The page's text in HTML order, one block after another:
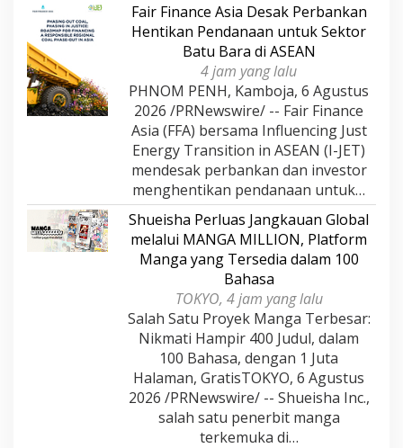
Fair Finance Asia Desak Perbankan
Hentikan Pendanaan untuk Sektor
Batu Bara di ASEAN
4 jam yang lalu
PHNOM PENH, Kamboja, 6 Agustus
2026 /PRNewswire/ -- Fair Finance
Asia (FFA) bersama Influencing Just
Energy Transition in ASEAN (I-JET)
mendesak perbankan dan investor
menghentikan pendanaan untuk…
Shueisha Perluas Jangkauan Global
melalui MANGA MILLION, Platform
Manga yang Tersedia dalam 100
Bahasa
TOKYO, 4 jam yang lalu
Salah Satu Proyek Manga Terbesar:
Nikmati Hampir 400 Judul, dalam
100 Bahasa, dengan 1 Juta
Halaman, GratisTOKYO, 6 Agustus
2026 /PRNewswire/ -- Shueisha Inc.,
salah satu penerbit manga
terkemuka di…